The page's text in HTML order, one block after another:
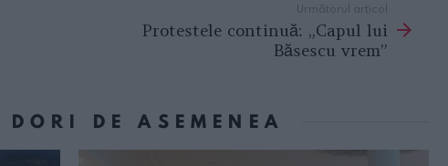
Următorul articol
Protestele continuă: „Capul lui
Băsescu vrem”
DE ASEMENEA